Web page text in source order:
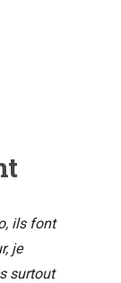
ils font
je
surtout